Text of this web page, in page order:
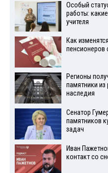
Особый
работы:
учителя
Как
пенсионеров
Регионы
памятники из
наследия
Сенатор
памятников
задач
Иван
контакт со